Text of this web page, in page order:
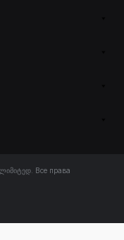
Все права